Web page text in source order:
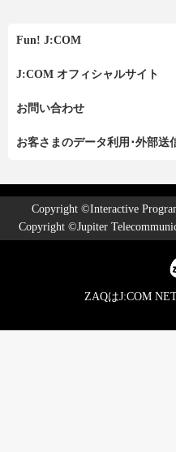
Fun! J:COM
J:COM オフィシャルサイト
お問い合わせ
お客さまのデータ利用･外部送
Copyright ©Interactive
Copyright ©Jupiter
ZAQはJ:COM